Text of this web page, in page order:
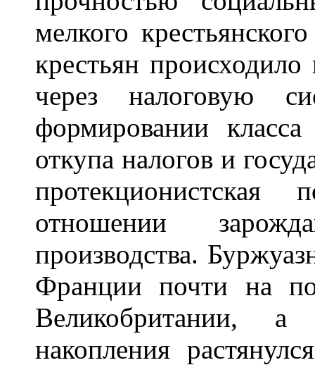
мелкого
крестьян
через налоговую
формировании
откупа налогов и
протекционистская
отношении
производства.
Франции почти на
Великобритании, а
накопления